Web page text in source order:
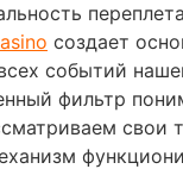
создает
событий
фильтр
свои